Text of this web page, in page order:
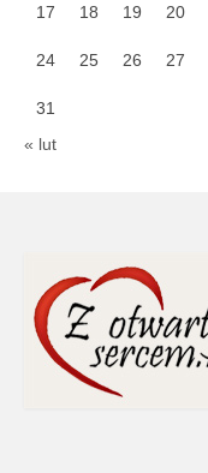
17 18 19 20
24 25 26 27
31
« lut